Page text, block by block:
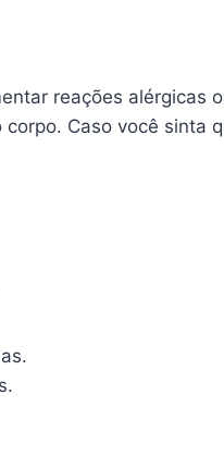
reações alérgicas
Caso você sinta